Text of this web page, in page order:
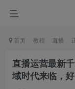
首页 教程 直播
直播运营最新
域时代来临，